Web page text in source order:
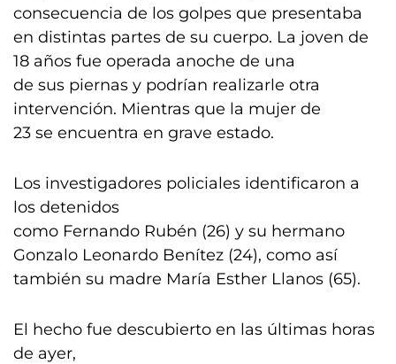
consecuencia de los golpes que presentaba
en distintas partes de su cuerpo. La joven de
18 años fue operada anoche de una
de sus piernas y podrían realizarle otra
intervención. Mientras que la mujer de
23 se encuentra en grave estado.
Los investigadores policiales identificaron a
los detenidos
como Fernando Rubén (26) y su hermano
Gonzalo Leonardo Benítez (24), como así
también su madre María Esther Llanos (65).
El hecho fue descubierto en las últimas horas
de ayer,